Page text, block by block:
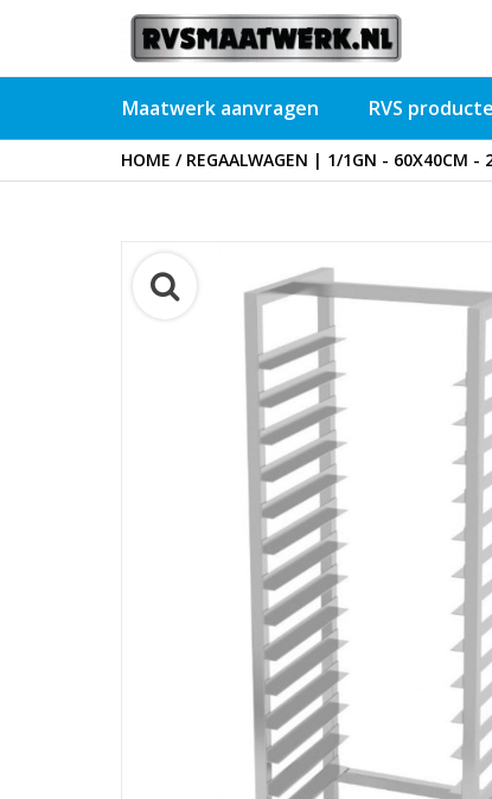
Maatwerk aanvragen RVS
HOME / REGAALWAGEN | 1/1GN - 60X40CM